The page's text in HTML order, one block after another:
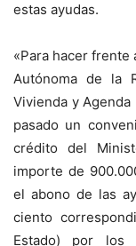
estas ayudas.
«Para hacer frente
Autónoma de la
Vivienda y
pasado un
crédito del
importe de
el abono de las
ciento
Estado) por los